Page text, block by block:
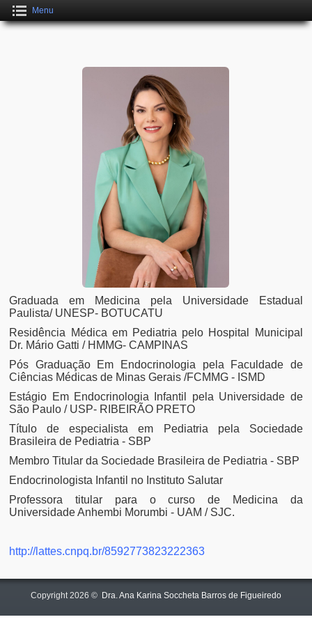
Menu
Graduada em Medicina pela Universidade Estadual
Paulista/ UNESP- BOTUCATU
Residência Médica em Pediatria pelo Hospital Municipal
Dr. Mário Gatti / HMMG- CAMPINAS
Pós Graduação Em Endocrinologia pela Faculdade de
Ciências Médicas de Minas Gerais /FCMMG - ISMD
Estágio Em Endocrinologia Infantil pela Universidade de
São Paulo / USP- RIBEIRÃO PRETO
Título de especialista em Pediatria pela Sociedade
Brasileira de Pediatria - SBP
Membro Titular da Sociedade Brasileira de Pediatria - SBP
Endocrinologista Infantil no Instituto Salutar
Professora titular para o curso de Medicina da
Universidade Anhembi Morumbi - UAM / SJC.
http://lattes.cnpq.br/8592773823222363
Copyright 2026 © Dra. Ana Karina Soccheta Barros de Figueiredo